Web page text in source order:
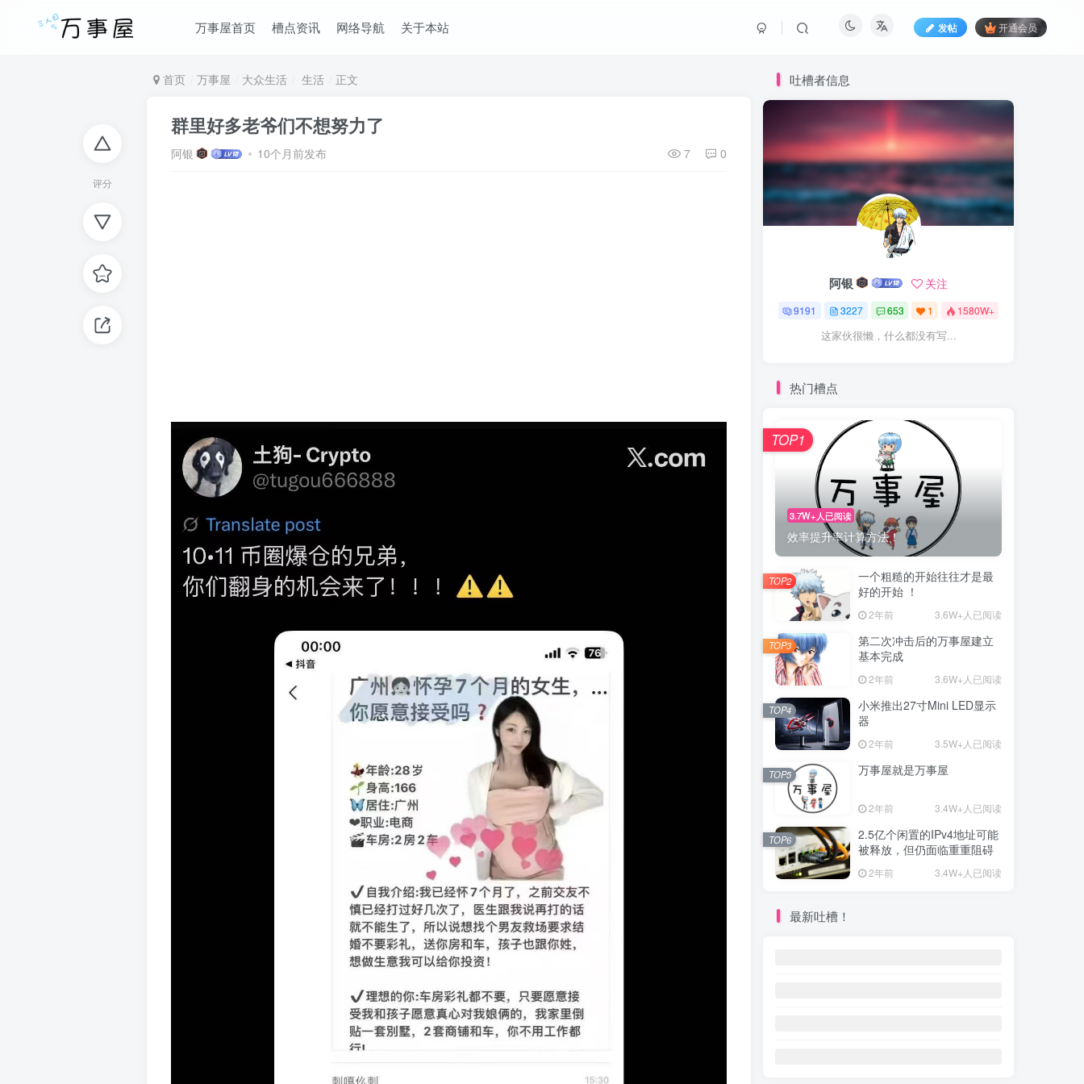
万事屋首页 槽点资讯 网络导航 关于本站 发帖 开通会员
评分
首页 万事屋 大众生活 生活 正文
群里好多老爷们不想努力了
阿银 10个月前发布 7 0
吐槽者信息
阿银 关注
9191 3227 653 1 1580W+
这家伙很懒，什么都没有写...
热门槽点
3.7W+人已阅读
效率提升率计算方法！
TOP1
一个粗糙的开始往往才是最
好的开始 ！
2年前 3.6W+人已阅读
TOP2
第二次冲击后的万事屋建立
基本完成
2年前 3.6W+人已阅读
TOP3
小米推出27寸Mini LED显示
器
2年前 3.5W+人已阅读
TOP4
万事屋就是万事屋
2年前 3.4W+人已阅读
TOP5
2.5亿个闲置的IPv4地址可能
被释放，但仍面临重重阻碍
2年前 3.4W+人已阅读
TOP6
最新吐槽！